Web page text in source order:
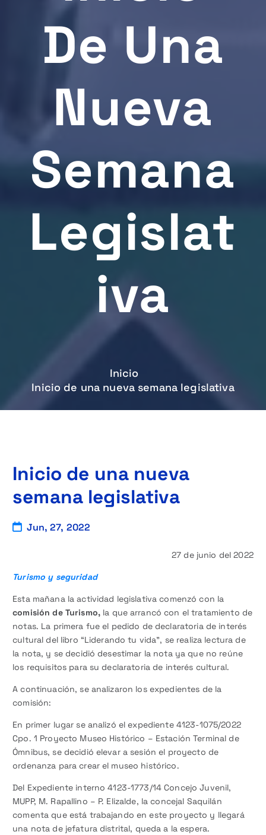
De Una
Nueva
Semana
Legislat
Iva
Inicio
Inicio de una nueva semana legislativa
Inicio de una nueva
semana legislativa
Jun, 27, 2022
27 de junio del 2022
Turismo y seguridad
Esta mañana la actividad legislativa comenzó con la
comisión de Turismo,la que arrancó con el tratamiento de
notas. La primera fue el pedido de declaratoria de interés
cultural del libro “Liderando tu vida”, se realiza lectura de
la nota, y se decidió desestimar la nota ya que no reúne
los requisitos para su declaratoria de interés cultural.
A continuación, se analizaron los expedientes de la
comisión:
En primer lugar se analizó el expediente 4123-1075/2022
Cpo. 1 Proyecto Museo Histórico – Estación Terminal de
Ómnibus, se decidió elevar a sesión el proyecto de
ordenanza para crear el museo histórico.
Del Expediente interno 4123-1773/14 Concejo Juvenil,
MUPP, M. Rapallino – P. Elizalde, la concejal Saquilán
comenta que está trabajando en este proyecto y llegará
una nota de jefatura distrital, queda a la espera.